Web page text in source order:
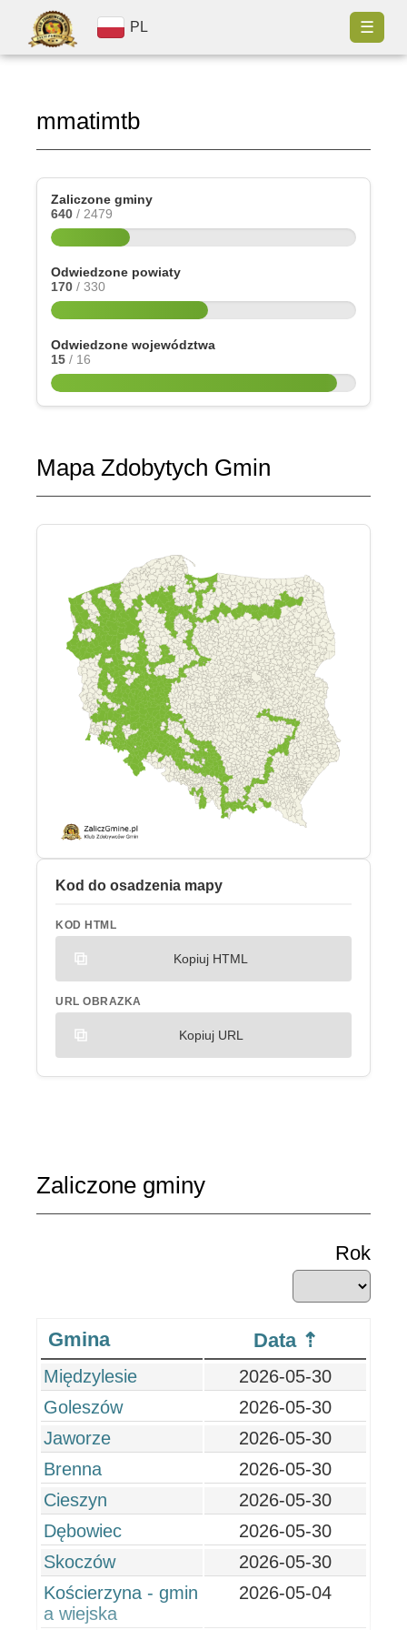
PL ☰
mmatimtb
Zaliczone gminy
640 / 2479
Odwiedzone powiaty
170 / 330
Odwiedzone województwa
15 / 16
Mapa Zdobytych Gmin
Kod do osadzenia mapy
KOD HTML
Kopiuj HTML
URL OBRAZKA
Kopiuj URL
Zaliczone gminy
Rok
Gmina Data
Międzylesie
2026-05-30
Goleszów
2026-05-30
Jaworze
2026-05-30
Brenna
2026-05-30
Cieszyn
2026-05-30
Dębowiec
2026-05-30
Skoczów
2026-05-30
Kościerzyna - gmin
a wiejska
2026-05-04